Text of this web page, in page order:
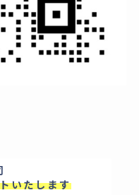
いたします